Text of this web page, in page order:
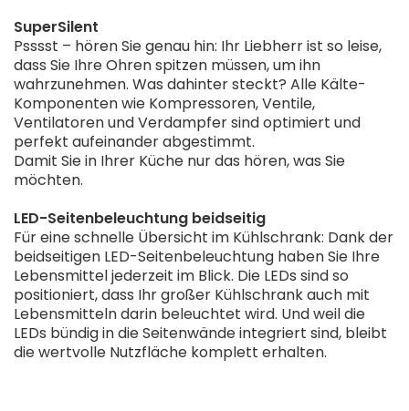
SuperSilent
Psssst – hören Sie genau hin: Ihr Liebherr ist so leise,
dass Sie Ihre Ohren spitzen müssen, um ihn
wahrzunehmen. Was dahinter steckt? Alle Kälte-
Komponenten wie Kompressoren, Ventile,
Ventilatoren und Verdampfer sind optimiert und
perfekt aufeinander abgestimmt.
Damit Sie in Ihrer Küche nur das hören, was Sie
möchten.
LED-Seitenbeleuchtung beidseitig
Für eine schnelle Übersicht im Kühlschrank: Dank der
beidseitigen LED-Seitenbeleuchtung haben Sie Ihre
Lebensmittel jederzeit im Blick. Die LEDs sind so
positioniert, dass Ihr großer Kühlschrank auch mit
Lebensmitteln darin beleuchtet wird. Und weil die
LEDs bündig in die Seitenwände integriert sind, bleibt
die wertvolle Nutzfläche komplett erhalten.